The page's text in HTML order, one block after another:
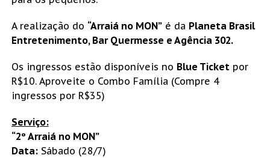
A realização do “Arraiá no MON”é da Planeta Brasil
Entretenimento, Bar Quermesse e Agência 302.
Os ingressos estão disponíveis no Blue Ticket por
R$10. Aproveite o Combo Família (Compre 4
ingressos por R$35)
Serviço:
“2º Arraiá no MON”
Data:Sábado (28/7)